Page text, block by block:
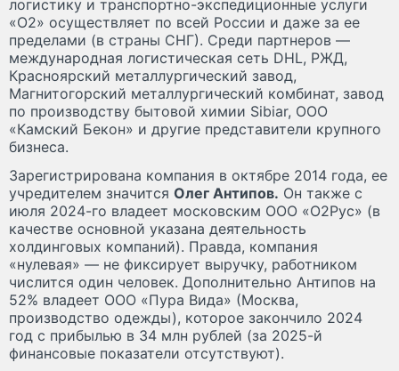
логистику и транспортно-экспедиционные услуги
«О2» осуществляет по всей России и даже за ее
пределами (в страны СНГ). Среди партнеров —
международная логистическая сеть DHL, РЖД,
Красноярский металлургический завод,
Магнитогорский металлургический комбинат, завод
по производству бытовой химии Sibiar, ООО
«Камский Бекон» и другие представители крупного
бизнеса.
Зарегистрирована компания в октябре 2014 года, ее
учредителем значится Олег Антипов. Он также с
июля 2024-го владеет московским ООО «О2Рус» (в
качестве основной указана деятельность
холдинговых компаний). Правда, компания
«нулевая» — не фиксирует выручку, работником
числится один человек. Дополнительно Антипов на
52% владеет ООО «Пура Вида» (Москва,
производство одежды), которое закончило 2024
год с прибылью в 34 млн рублей (за 2025-й
финансовые показатели отсутствуют).